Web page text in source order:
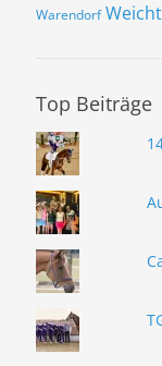
Warendorf Weicht
Top Beiträge